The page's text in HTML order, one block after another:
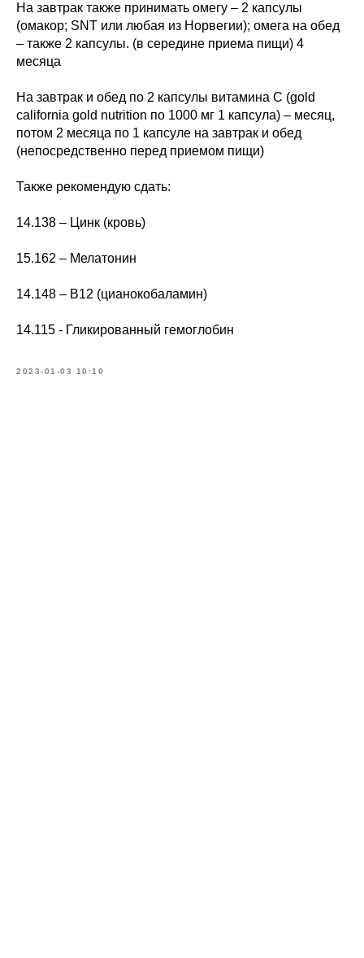
На завтрак также принимать омегу – 2 капсулы
(омакор; SNT или любая из Норвегии); омега на обед
– также 2 капсулы. (в середине приема пищи) 4
месяца
На завтрак и обед по 2 капсулы витамина С (gold
california gold nutrition по 1000 мг 1 капсула) – месяц,
потом 2 месяца по 1 капсуле на завтрак и обед
(непосредственно перед приемом пищи)
Также рекомендую сдать:
14.138 – Цинк (кровь)
15.162 – Мелатонин
14.148 – В12 (цианокобаламин)
14.115 - Гликированный гемоглобин
2023-01-03 10:10